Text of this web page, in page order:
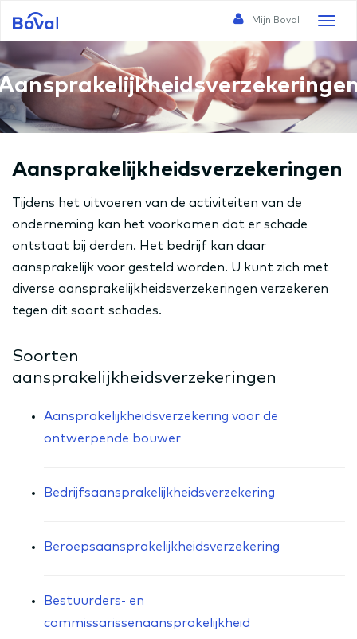
Toggle
Mijn Boval
Aansprakelijkheidsverzekeringen
Tijdens het uitvoeren van de activiteiten van de
onderneming kan het voorkomen dat er schade
ontstaat bij derden. Het bedrijf kan daar
aansprakelijk voor gesteld worden. U kunt zich met
diverse aansprakelijkheidsverzekeringen verzekeren
tegen dit soort schades.
Soorten
aansprakelijkheidsverzekeringen
Aansprakelijkheidsverzekering voor de
ontwerpende bouwer
Bedrijfsaansprakelijkheidsverzekering
Beroepsaansprakelijkheidsverzekering
Bestuurders- en
commissarissenaansprakelijkheid